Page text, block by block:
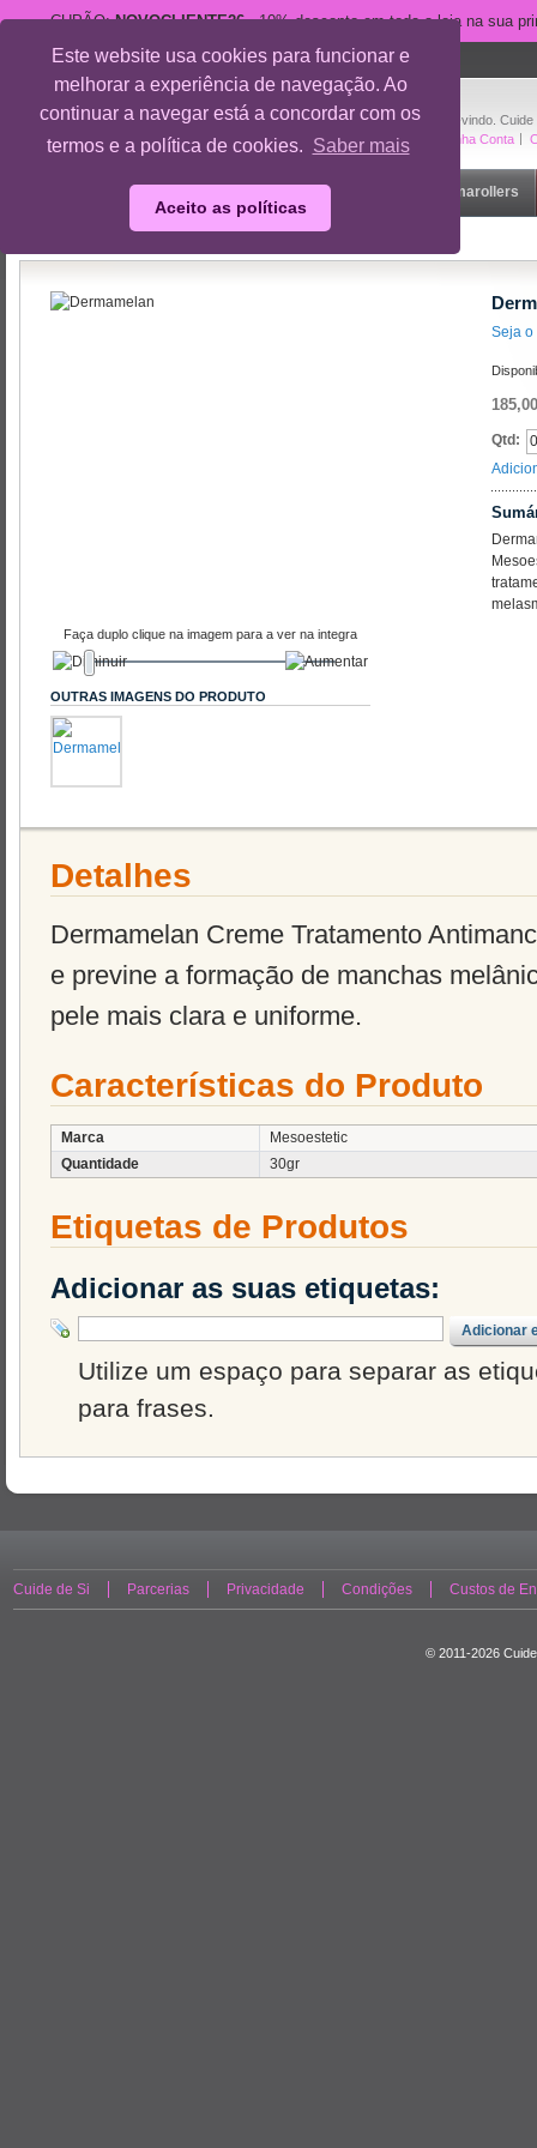
Este website usa cookies para funcionar e
melhorar a experiência de navegação. Ao
continuar a navegar está a concordar com os
termos e a política de cookies. Saber mais
Aceito as políticas
CUPÃO:NOVOCLIENTE26- 10% desconto em toda a loja na sua
Bem-vindo.
A Minha Conta
suporte@cuidedesi.pt
+351 918 595 801
Rosto Dermarollers
Dermamelan
Seja o
Qtd:
Faça duplo clique na imagem para a ver na integra
OUTRAS IMAGENS DO PRODUTO
Detalhes
Dermamelan Creme Tratamento
e previne a formação de manchas
pele mais clara e uniforme.
Características do Produto
Marca
Mesoestetic
Quantidade
30gr
Etiquetas de Produtos
Adicionar as suas etiquetas:
Adicionar
Utilize um espaço para separar as
para frases.
Cuide de Si Parcerias Privacidade Condições Custos de
© 2011-2026